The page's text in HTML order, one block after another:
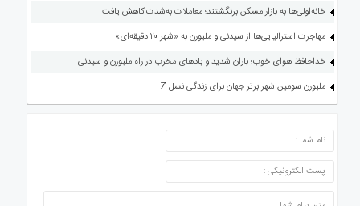
خانه‌اولی‌ها به بازار مسکن برنگشتند؛ معاملات به‌شدت کاهش یافت
مهاجرت استرالیایی‌ها از سیدنی و ملبورن به «شهر ۲۰ دقیقه‌ای»
خداحافظ هوای خوب؛ باران شدید و بادهای مخرب در راه ملبورن و سیدنی
ملبورن سومین شهر برتر جهان برای زندگی نسل Z
ارسال دیدگاه